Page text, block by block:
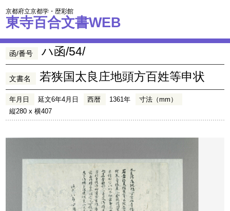
京都府立京都学・歴彩館
東寺百合文書WEB
函/番号 ハ函/54/
文書名 若狭国太良庄地頭方百姓等申状
年月日 延文6年4月日 西暦 1361年
寸法（mm）
縦280 x 横407